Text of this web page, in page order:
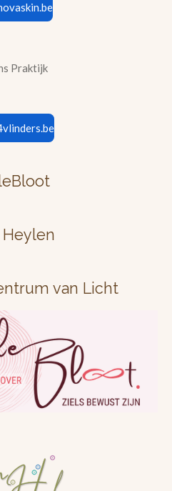
Praktijk
van Licht